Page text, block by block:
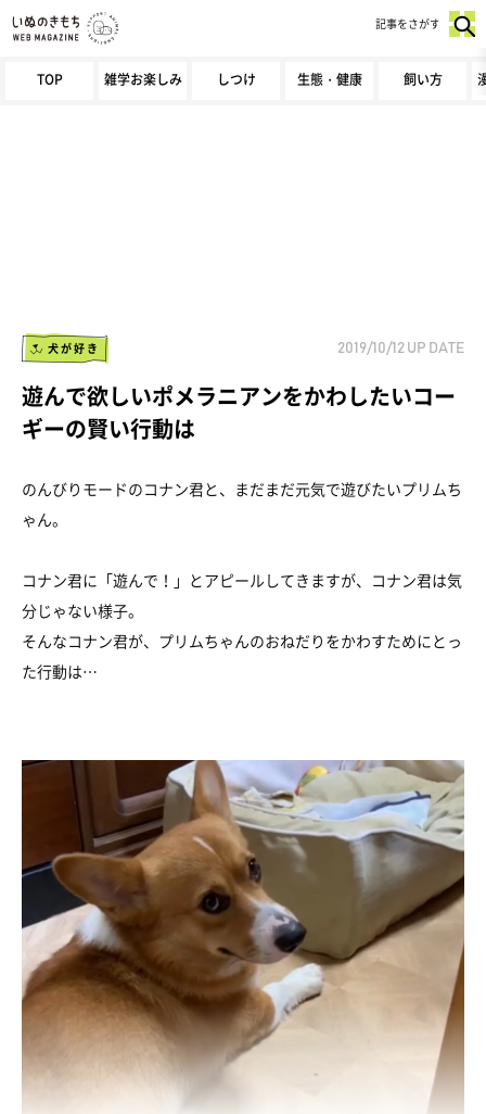
TOP 雑学お楽しみ しつけ 生態・健康 飼い方
記事をさがす
犬が好き 2019/10/12 UP DATE
遊んで欲しいポメラニアンをかわしたいコー
ギーの賢い行動は
のんびりモードのコナン君と、まだまだ元気で遊びたいプリムち
ゃん。
コナン君に「遊んで！」とアピールしてきますが、コナン君は気
分じゃない様子。
そんなコナン君が、プリムちゃんのおねだりをかわすためにとっ
た行動は…